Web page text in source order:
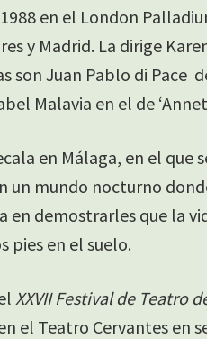
en el London
y Madrid. La dirige
son Juan Pablo di Pace
Malavia en el de
en Málaga, en el que
un mundo nocturno
en demostrarles que la
pies en el suelo.
XXVII Festival de Teatro
el Teatro Cervantes en